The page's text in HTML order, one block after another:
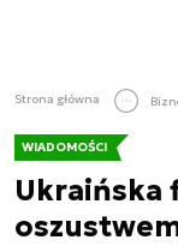
Strona główna
WIADOMOŚCI
Ukraińska